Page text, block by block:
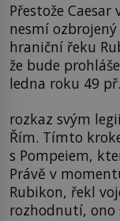
Přestože
nesmí
hraniční řeku
že bude
ledna roku 49
rozkaz svým
Řím. Tímto
s Pompeiem,
Právě v
Rubikon, řekl
rozhodnutí, ono